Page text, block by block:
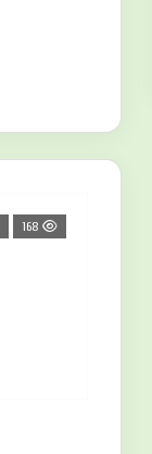
168